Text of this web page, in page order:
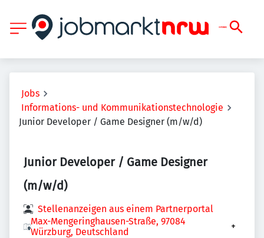
Jobs
Informations- und Kommunikationstechnologie
Junior Developer / Game Designer (m/w/d)
Junior Developer / Game Designer
(m/w/d)
Stellenanzeigen aus einem Partnerportal
Max-Mengeringhausen-Straße, 97084
Würzburg, Deutschland
+